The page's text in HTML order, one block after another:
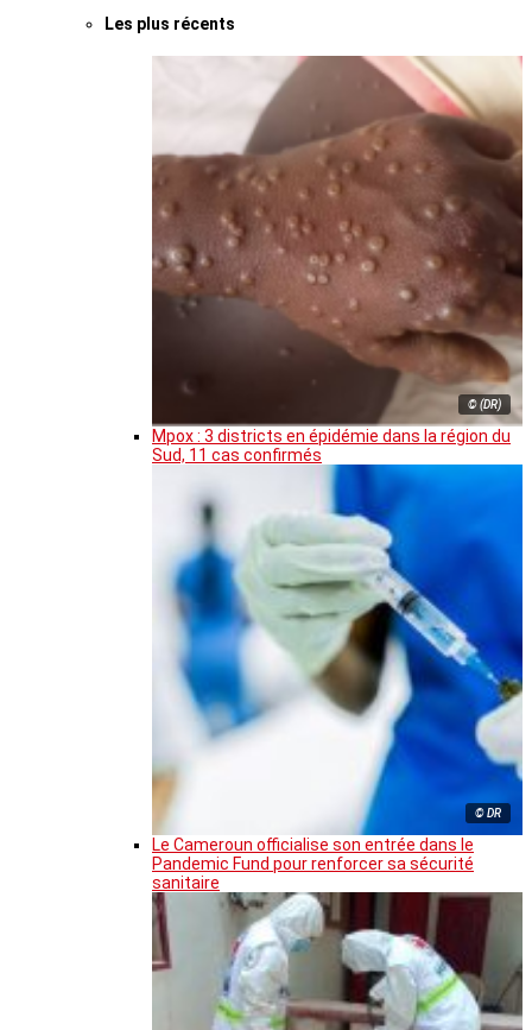
Les plus récents
© (DR)
Mpox : 3 districts en épidémie dans la région du
Sud, 11 cas confirmés
© DR
Le Cameroun officialise son entrée dans le
Pandemic Fund pour renforcer sa sécurité
sanitaire